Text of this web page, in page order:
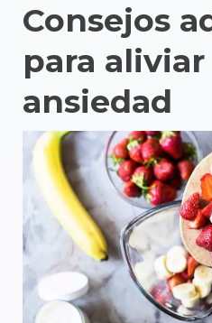
Consejos
para aliviar
ansiedad